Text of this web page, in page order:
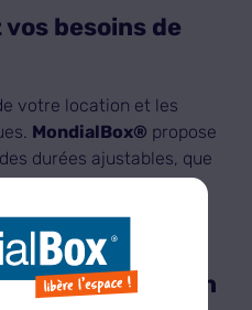
besoins de
votre location et les
MondialBox® propose
durées ajustables, que
ou plusieurs mois.
votre réservation